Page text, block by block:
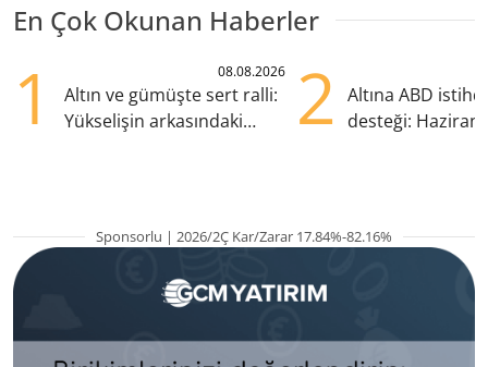
En Çok Okunan Haberler
1 08.08.2026
Altın ve gümüşte sert ralli:
Yükselişin arkasındaki
2
Altına ABD
desteği:
Sponsorlu | 2026/2Ç Kar/Zarar 17.84%-82.16%